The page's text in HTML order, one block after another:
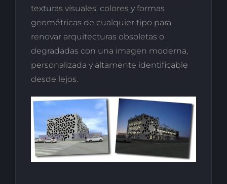
texturas visuales, colores y formas
geométricas de cualquier tipo para
renovar arquitecturas obsoletas o
degradadas con una imagen moderna,
personalizada y altamente identificable
desde lejos.